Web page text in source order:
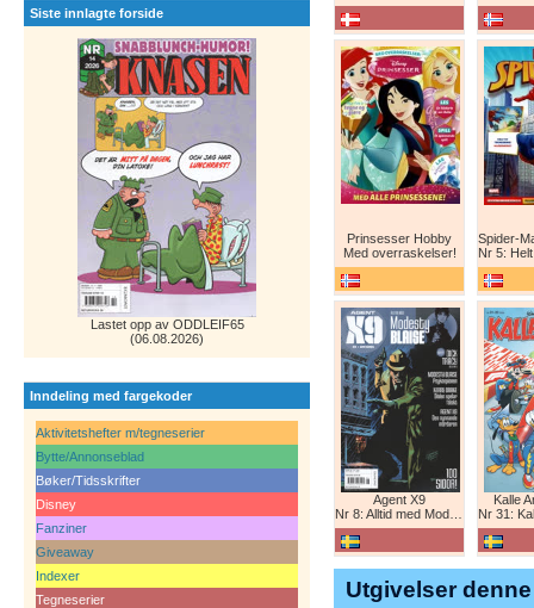
Siste innlagte forside
Lastet opp av ODDLEIF65
(06.08.2026)
Inndeling med fargekoder
Aktivitetshefter m/tegneserier
Bytte/Annonseblad
Bøker/Tidsskrifter
Disney
Fanziner
Giveaway
Indexer
Tegneserier
Prinsesser Hobby
Med overraskelser!
Nr 5: Helt ny
Agent X9
Nr 8: Alltid med Modesty Blaise
Kalle
Nr 31:
Utgivelser